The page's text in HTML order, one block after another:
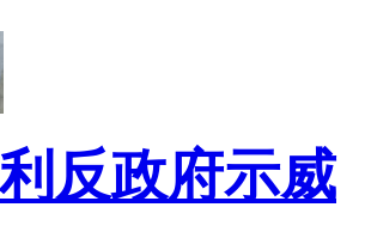
反政府示威